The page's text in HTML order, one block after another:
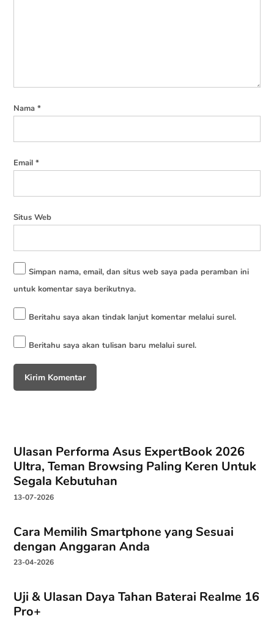
Nama*
Email*
Situs Web
Simpan nama, email, dan situs web saya pada peramban ini
untuk komentar saya berikutnya.
Beritahu saya akan tindak lanjut komentar melalui surel.
Beritahu saya akan tulisan baru melalui surel.
Ulasan Performa Asus ExpertBook 2026
Ultra, Teman Browsing Paling Keren Untuk
Segala Kebutuhan
13-07-2026
Cara Memilih Smartphone yang Sesuai
dengan Anggaran Anda
23-04-2026
Uji & Ulasan Daya Tahan Baterai Realme 16
Pro+